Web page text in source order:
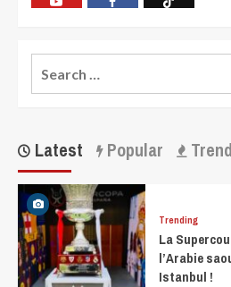
Latest Popular
Trending
La
l’Arabie
Istanbul !